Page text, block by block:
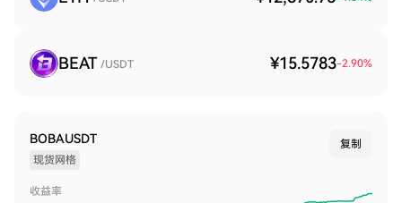
BEAT /USDT ¥15.5783-2.90%
BOBAUSDT
现货网格
复制
收益率